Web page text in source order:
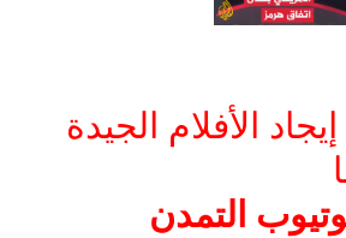
الأفلام الجيدة
التمدن